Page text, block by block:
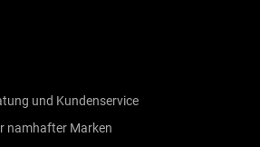
und Kundenservice
namhafter Marken